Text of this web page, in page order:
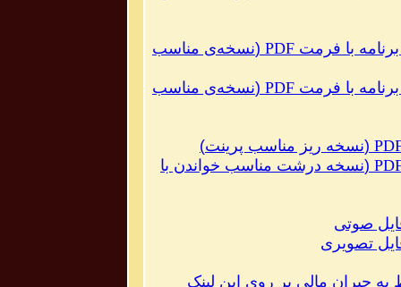
با فرمت PDF
(نسخه‌ی مناسب
با فرمت PDF
(نسخه‌ی مناسب
(نسخه ریز مناسب پرینت)
(نسخه درشت مناسب خواندن با
صوتی
تصویری
به جبران مالی‌ بر روی این لینک